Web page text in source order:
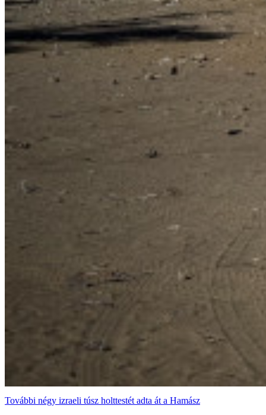
További négy izraeli túsz holttestét adta át a Hamász